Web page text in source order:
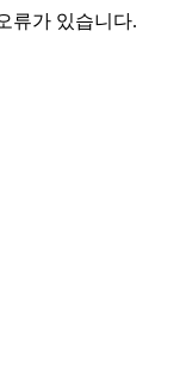
류가 있습니다.